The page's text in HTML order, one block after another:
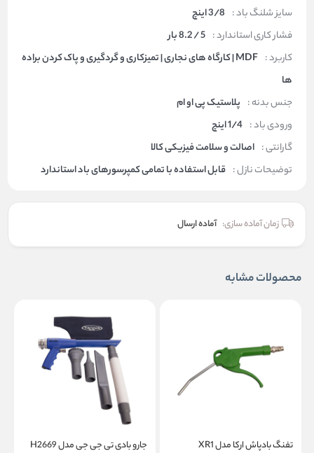
سایز شلنگ باد : 3/8 اینچ
فشار کاری استاندارد : 5 / 8.2 بار
کاربرد :
MDF | کارگاه های نجاری | تمیزکاری و گردگیری و پاک کردن براده
ها
جنس بدنه : پلاستیک پی او ام
ورودی باد : 1/4 اینچ
گارانتی : اصالت و سلامت فیزیکی کالا
توضیحات نازل : قابل استفاده با تمامی کمپرسورهای باد استاندارد
زمان آماده سازی: آماده ارسال
محصولات مشابه
تفنگ بادپاش ارکا مدل XR1 جارو بادی تی جی جی مدل H2669